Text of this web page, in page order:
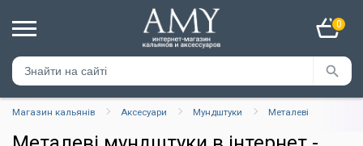
0
Магазин кальянів Аксесуари Мундштуки Металеві